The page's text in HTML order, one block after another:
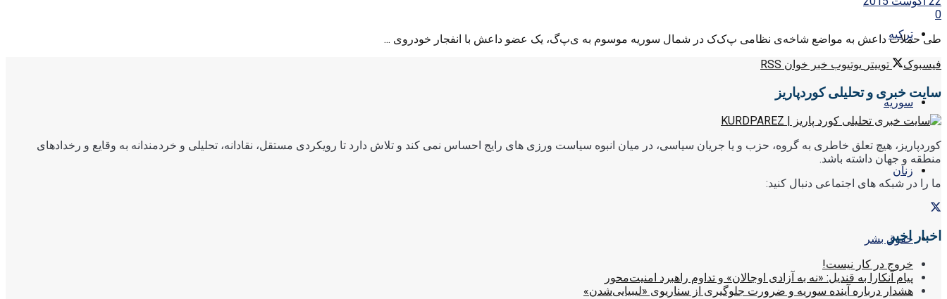
ترکیه
سوریه
زنان
حقوق بشر
0
طی حملات داعش به مواضع شاخه‌ی نظامی پ‌ک‌ک در شمال سوریه موسوم به ی‌پ‌گ، یک عضو داعش با انفجار خودروی ...
فیسبوک
توییتر یوتیوب خبر خوان RSS
سایت خبری و تحلیلی کوردپاریز
کوردپاریز، هیچ تعلق خاطری به گروه، حزب و یا جریان سیاسی، در میان انبوه سیاست ورزی های رایج احساس نمی کند و تلاش دارد تا رویکردی مستقل، نقادانه، تحلیلی و خردمندانه به وقایع و رخدادهای
منطقه و جهان داشته باشد.
ما را در شبکه های اجتماعی دنبال کنید:
اخبار اخیر
خروج در کار نیست!
پیام آنکارا به قندیل: «نه به آزادی اوجالان» و تداوم راهبرد امنیت‌محور
هشدار درباره آینده سوریه و ضرورت جلوگیری از سناریوی «لیبیایی‌شدن»